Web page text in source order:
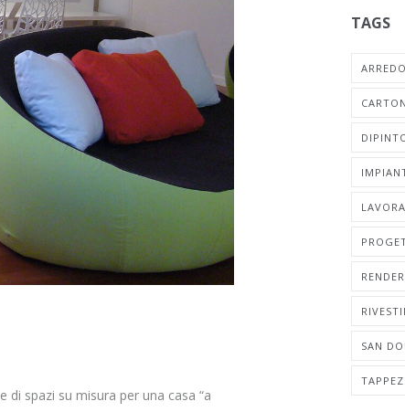
spazi su misura per una casa “a
TAGS
ARREDO
SAN